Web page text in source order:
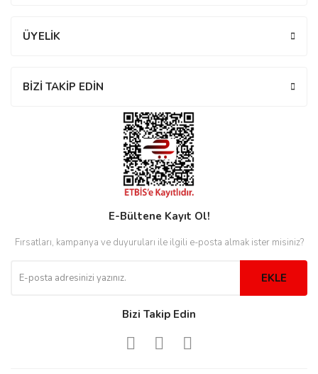
ÜYELİK
BİZİ TAKİP EDİN
E-Bültene Kayıt Ol!
Fırsatları, kampanya ve duyuruları ile ilgili e-posta almak ister misiniz?
EKLE
Bizi Takip Edin